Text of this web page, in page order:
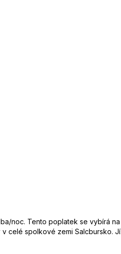
noc. Tento poplatek se vybírá na
celé spolkové zemi Salcbursko.